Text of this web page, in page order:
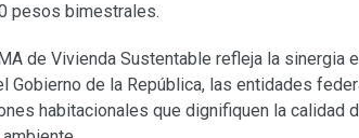
pesos bimestrales.
de Vivienda Sustentable refleja la
Gobierno de la República, las entidades
habitacionales que dignifiquen la calidad